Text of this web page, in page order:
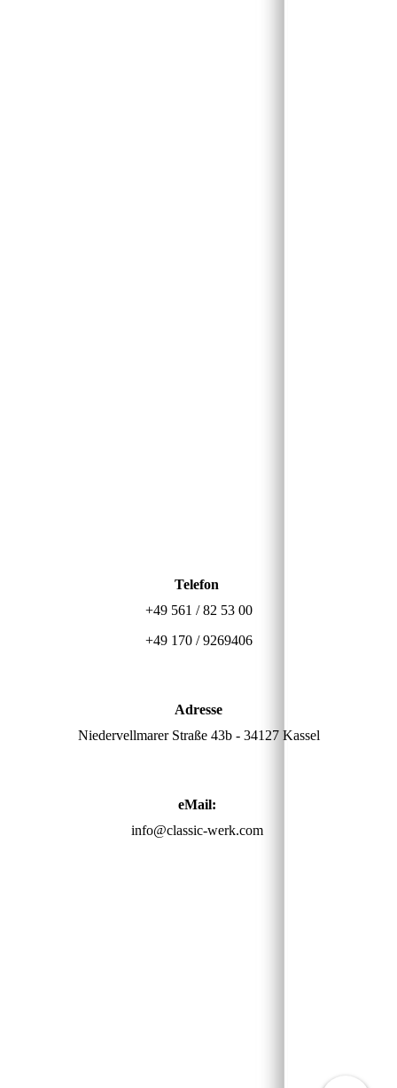
Telefon
+49 561 / 82 53 00
+49 170 / 9269406
Adresse
Niedervellmarer Straße 43b - 34127 Kassel
eMail:
info@classic-werk.com